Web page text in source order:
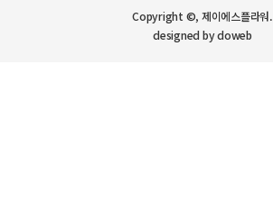
Copyright ©, 제이에스플라워.
designed by doweb